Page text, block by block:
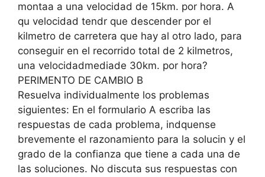
montaa a una velocidad de 15km. por hora. A
qu velocidad tendr que descender por el
kilmetro de carretera que hay al otro lado, para
conseguir en el recorrido total de 2 kilmetros,
una velocidadmediade 30km. por hora?
PERIMENTO DE CAMBIO B
Resuelva individualmente los problemas
siguientes: En el formulario A escriba las
respuestas de cada problema, indquense
brevemente el razonamiento para la solucin y el
grado de la confianza que tiene a cada una de
las soluciones. No discuta sus respuestas con